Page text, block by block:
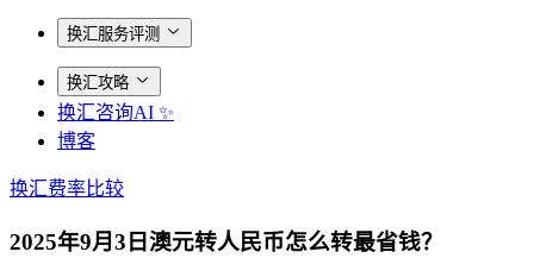
换汇服务评测
换汇攻略
换汇咨询AI ✨
博客
换汇费率比较
2025年9月3日澳元转人民币怎么转最省钱？